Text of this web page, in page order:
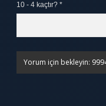
10 - 4 kaçtır? *